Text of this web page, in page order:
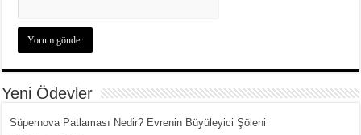
Yeni Ödevler
Süpernova Patlaması Nedir? Evrenin Büyüleyici Şöleni